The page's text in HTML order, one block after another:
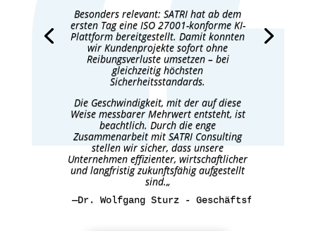
Besonders relevant: SATRI hat ab dem
ersten Tag eine ISO 27001-konforme KI-
Plattform bereitgestellt. Damit konnten
wir Kundenprojekte sofort ohne
Reibungsverluste umsetzen – bei
gleichzeitig höchsten
Sicherheitsstandards.
Die Geschwindigkeit, mit der auf diese
Weise messbarer Mehrwert entsteht, ist
beachtlich. Durch die enge
Zusammenarbeit mit SATRI Consulting
stellen wir sicher, dass unsere
Unternehmen effizienter, wirtschaftlicher
und langfristig zukunftsfähig aufgestellt
sind.„
—Dr. Wolfgang Sturz - Geschäftsführer